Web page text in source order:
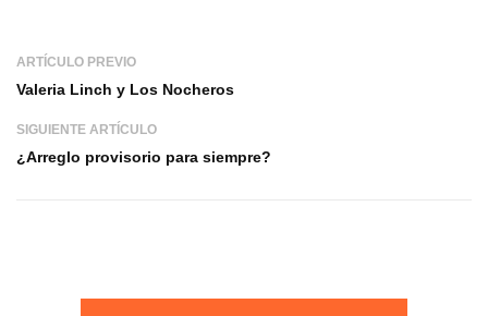
ARTÍCULO PREVIO
Valeria Linch y Los Nocheros
SIGUIENTE ARTÍCULO
¿Arreglo provisorio para siempre?